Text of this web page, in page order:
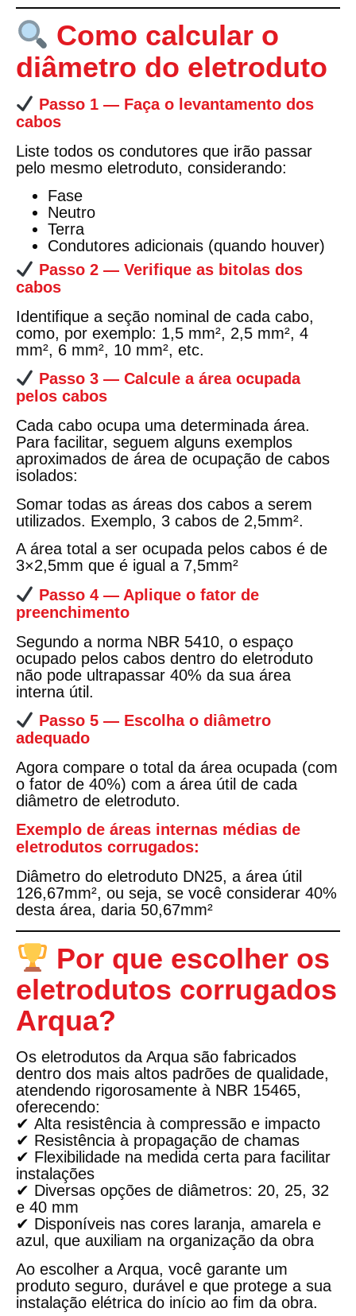
Como calcular o
diâmetro do eletroduto
Passo 1 — Faça o levantamento dos
cabos
Liste todos os condutores que irão passar
pelo mesmo eletroduto, considerando:
Fase
Neutro
Terra
Condutores adicionais (quando houver)
Passo 2 — Verifique as bitolas dos
cabos
Identifique a seção nominal de cada cabo,
como, por exemplo: 1,5 mm², 2,5 mm², 4
mm², 6 mm², 10 mm², etc.
Passo 3 — Calcule a área ocupada
pelos cabos
Cada cabo ocupa uma determinada área.
Para facilitar, seguem alguns exemplos
aproximados de área de ocupação de cabos
isolados:
Somar todas as áreas dos cabos a serem
utilizados. Exemplo, 3 cabos de 2,5mm².
A área total a ser ocupada pelos cabos é de
3×2,5mm que é igual a 7,5mm²
Passo 4 — Aplique o fator de
preenchimento
Segundo a norma NBR 5410, o espaço
ocupado pelos cabos dentro do eletroduto
não pode ultrapassar 40% da sua área
interna útil.
Passo 5 — Escolha o diâmetro
adequado
Agora compare o total da área ocupada (com
o fator de 40%) com a área útil de cada
diâmetro de eletroduto.
Exemplo de áreas internas médias de
eletrodutos corrugados:
Diâmetro do eletroduto DN25, a área útil
126,67mm², ou seja, se você considerar 40%
desta área, daria 50,67mm²
Por que escolher os
eletrodutos corrugados
Arqua?
Os eletrodutos da Arquasão fabricados
dentro dos mais altos padrões de qualidade,
atendendo rigorosamente à NBR 15465,
oferecendo:
✔ Alta resistência à compressão e impacto
✔ Resistência à propagação de chamas
✔ Flexibilidade na medida certa para facilitar
instalações
✔ Diversas opções de diâmetros: 20, 25, 32
e 40 mm
✔ Disponíveis nas cores laranja, amarela e
azul , que auxiliam na organização da obra
Ao escolher a Arqua, você garante um
produto seguro, durável e que protege a sua
instalação elétrica do início ao fim da obra.